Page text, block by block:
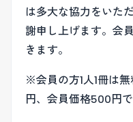
は多大な協力をいた
謝申し上げます。会
きます。
※会員の方1人1冊は
円、会員価格500円で